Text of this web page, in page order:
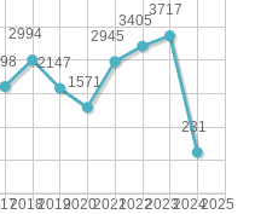
20182019202020212022202320242025
231
3717
3405
2945
1571
2147
2994